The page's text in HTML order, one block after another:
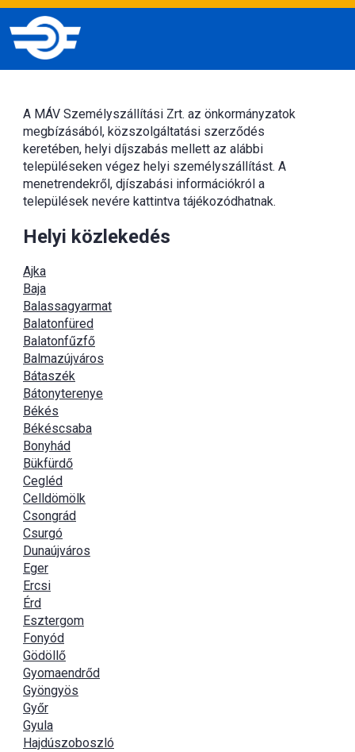
A MÁV Személyszállítási Zrt. az önkormányzatok
megbízásából, közszolgáltatási szerződés
keretében, helyi díjszabás mellett az alábbi
településeken végez helyi személyszállítást. A
menetrendekről, djíszabási információkról a
települések nevére kattintva tájékozódhatnak.
Helyi közlekedés
Ajka
Baja
Balassagyarmat
Balatonfüred
Balatonfűzfő
Balmazújváros
Bátaszék
Bátonyterenye
Békés
Békéscsaba
Bonyhád
Bükfürdő
Cegléd
Celldömölk
Csongrád
Csurgó
Dunaújváros
Eger
Ercsi
Érd
Esztergom
Fonyód
Gödöllő
Gyomaendrőd
Gyöngyös
Győr
Gyula
Hajdúszoboszló